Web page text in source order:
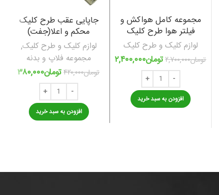
مجموعه کامل هواکش و
فیلتر هوا طرح کلیک
لوازم کلیک و طرح کلیک
تومان۲,۷۰۰,۰۰۰تومان۲,۴۰۰,۰۰۰
افزودن به سبد خرید
جاپایی عقب طرح کلیک
محکم و اعلا(جفت)
لوازم کلیک و طرح کلیک,
مجموعه فلاپ و بدنه
تومان۴۲۰,۰۰۰تومان۳۸۰,۰۰۰
افزودن به سبد خرید